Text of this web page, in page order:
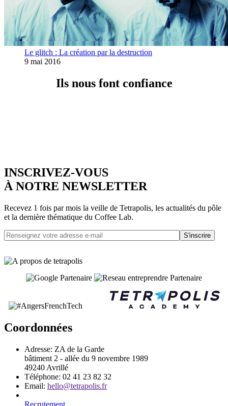
Le glitch : La création par la destruction
9 mai 2016
Ils nous font confiance
INSCRIVEZ-VOUS
À NOTRE NEWSLETTER
Recevez 1 fois par mois la veille de Tetrapolis, les actualités du pôle
et la dernière thématique du Coffee Lab.
S'inscrire
Coordonnées
Adresse: ZA de la Garde
bâtiment 2 - allée du 9 novembre 1989
49240 Avrillé
Téléphone: 02 41 23 82 32
Email: hello@tetrapolis.fr
Recrutement